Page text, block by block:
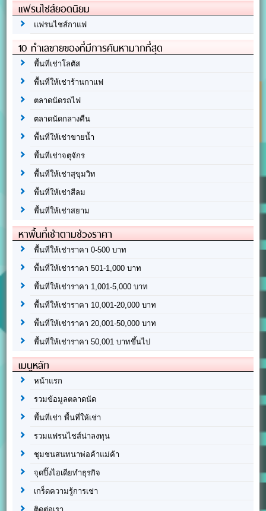
แฟรนไชส์ยอดนิยม
แฟรนไชส์กาแฟ
10 ทำเลขายของที่มีการค้นหามากที่สุด
พื้นที่เช่าโลตัส
พื้นที่ให้เช่าร้านกาแฟ
ตลาดนัดรถไฟ
ตลาดนัดกลางคืน
พื้นที่ให้เช่าขายน้ำ
พื้นที่เช่าจตุจักร
พื้นที่ให้เช่าสุขุมวิท
พื้นที่ให้เช่าสีลม
พื้นที่ให้เช่าสยาม
หาพื้นที่เช่าตามช่วงราคา
พื้นที่ให้เช่าราคา 0-500 บาท
พื้นที่ให้เช่าราคา 501-1,000 บาท
พื้นที่ให้เช่าราคา 1,001-5,000 บาท
พื้นที่ให้เช่าราคา 10,001-20,000 บาท
พื้นที่ให้เช่าราคา 20,001-50,000 บาท
พื้นที่ให้เช่าราคา 50,001 บาทขึ้นไป
เมนูหลัก
หน้าแรก
รวมข้อมูลตลาดนัด
พื้นที่เช่า พื้นที่ให้เช่า
รวมแฟรนไชส์น่าลงทุน
ชุมชนสนทนาพ่อค้าแม่ค้า
จุดปิ๊งไอเดียทำธุรกิจ
เกร็ดความรู้การเช่า